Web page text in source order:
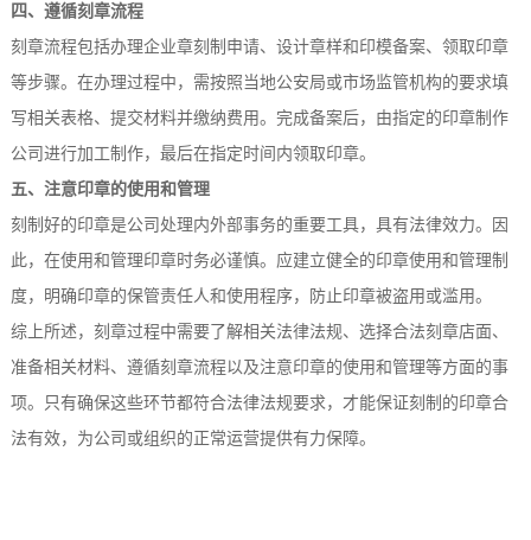
四、遵循刻章流程
刻章流程包括办理企业章刻制申请、设计章样和印模备案、领取印章
等步骤。在办理过程中，需按照当地公安局或市场监管机构的要求填
写相关表格、提交材料并缴纳费用。完成备案后，由指定的印章制作
公司进行加工制作，最后在指定时间内领取印章。
五、注意印章的使用和管理
刻制好的印章是公司处理内外部事务的重要工具，具有法律效力。因
此，在使用和管理印章时务必谨慎。应建立健全的印章使用和管理制
度，明确印章的保管责任人和使用程序，防止印章被盗用或滥用。
综上所述，刻章过程中需要了解相关法律法规、选择合法刻章店面、
准备相关材料、遵循刻章流程以及注意印章的使用和管理等方面的事
项。只有确保这些环节都符合法律法规要求，才能保证刻制的印章合
法有效，为公司或组织的正常运营提供有力保障。